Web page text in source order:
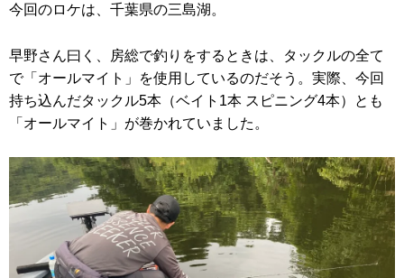
今回のロケは、千葉県の三島湖。
早野さん曰く、房総で釣りをするときは、タックルの全て
で「オールマイト」を使用しているのだそう。実際、今回
持ち込んだタックル5本（ベイト1本 スピニング4本）とも
「オールマイト」が巻かれていました。